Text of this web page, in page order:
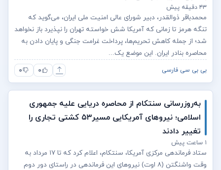
۴۳ دقیقه پیش
محمدباقر ذوالقدر، دبیر شورای عالی امنیت ملی ایران، می‌گوید که
تنگه هرمز تا زمانی که آمریکا شش خواسته تهران را نپذیرد باز نخواهد
شد؛ از جمله کاهش تحریم‌ها، پرداخت غرامت جنگی و پایان دادن به
محاصره بنادر ایران. این موضع یک...
بی بی سی فارسی ۰ ۰
به‌روزرسانی سنتکام از محاصره دریایی علیه جمهوری
اسلامی؛ نیروهای آمریکایی مسیر۵۳ کشتی تجاری را
تغییر دادند
۱ ساعت پیش
ستاد فرماندهی مرکزی آمریکا، سنتکام، اعلام کرد که تا ۱۷ مرداد به
وقت واشنگتن (۸ اوت) نیروهای این فرماندهی در راستای دور دوم